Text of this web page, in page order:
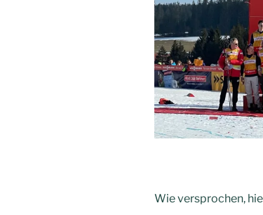
Wie versprochen,